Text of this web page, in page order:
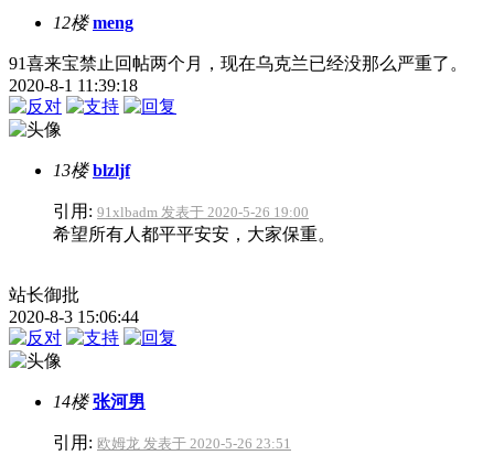
12楼 meng
91喜来宝禁止回帖两个月，现在乌克兰已经没那么严重了。
2020-8-1 11:39:18
13楼 blzljf
引用: 91xlbadm 发表于 2020-5-26 19:00
希望所有人都平平安安，大家保重。
站长御批
2020-8-3 15:06:44
14楼 张河男
引用: 欧姆龙 发表于 2020-5-26 23:51